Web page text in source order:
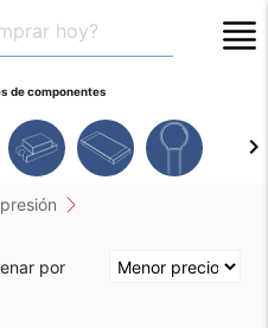
de componentes
chevron_right
por